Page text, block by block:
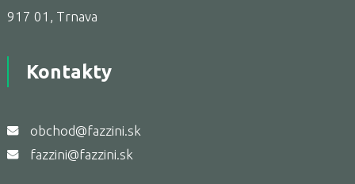
917 01, Trnava
Kontakty
obchod@fazzini.sk
fazzini@fazzini.sk